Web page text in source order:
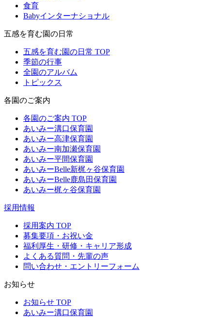
食育
Babyインターナショナル
五感を育む園の日常
五感を育む園の日常 TOP
季節の行事
全園のアルバム
トピックス
各園のご案内
各園のご案内 TOP
あいみー溝口保育園
あいみー高津保育園
あいみー南加瀬保育園
あいみー平間保育園
あいみーBelle新梶ヶ谷保育園
あいみーBelle鹿島田保育園
あいみー梶ヶ谷保育園
採用情報
採用案内 TOP
募集要項・お祝い金
福利厚生・研修・キャリア形成
よくある質問・先輩の声
問い合わせ・エントリーフォーム
お知らせ
お知らせ TOP
あいみー溝口保育園